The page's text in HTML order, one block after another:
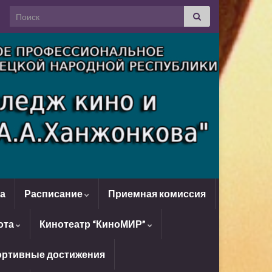
Search for:
Расписание Приемная комиссия
Кинотеатр “КиноМИР”
достижения